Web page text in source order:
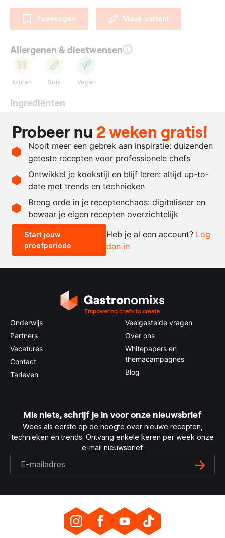
Toevoegen Maak variant
Allergenen & dieetwensen
Gluten Soja Vegan
Ingrediënten
100
gram
glucosestroop
100
gram
mirin
Recept omrekenen
- +
0.5x 1x 2x
Probeer nu 2 weken gratis!
Nooit meer een gebrek aan inspiratie: duizenden
geteste recepten voor professionele chefs
Ontwikkel je kookstijl en blijf leren: altijd up-to-
date met trends en technieken
Breng orde in je receptenchaos: digitaliseer en
bewaar je eigen recepten overzichtelijk
Start jouw
proefperiode
Heb je al een account? Log
dan in
Onderwijs
Partners
Vacatures
Contact
Tarieven
Veelgestelde vragen
Over ons
Whitepapers en
themacampagnes
Blog
Mis niets, schrijf je in voor onze nieuwsbrief
Wees als eerste op de hoogte over nieuwe recepten,
technieken en trends. Ontvang enkele keren per week onze
e-mail nieuwsbrief.